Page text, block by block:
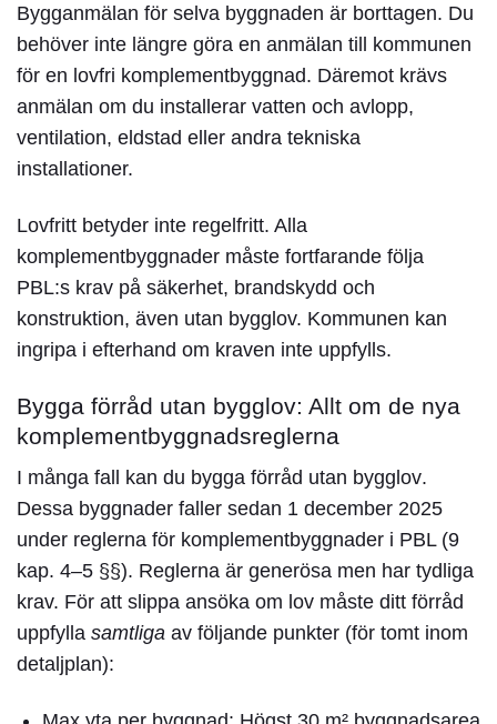
Bygganmälan för selva byggnaden är borttagen. Du
behöver inte längre göra en anmälan till kommunen
för en lovfri komplementbyggnad. Däremot krävs
anmälan om du installerar vatten och avlopp,
ventilation, eldstad eller andra tekniska
installationer.
Lovfritt betyder inte regelfritt. Alla
komplementbyggnader måste fortfarande följa
PBL:s krav på säkerhet, brandskydd och
konstruktion, även utan bygglov. Kommunen kan
ingripa i efterhand om kraven inte uppfylls.
Bygga förråd utan bygglov: Allt om de nya
komplementbyggnadsreglerna
I många fall kan du bygga förråd utan bygglov.
Dessa byggnader faller sedan 1 december 2025
under reglerna för komplementbyggnader i PBL (9
kap. 4–5 §§). Reglerna är generösa men har tydliga
krav. För att slippa ansöka om lov måste ditt förråd
uppfylla samtliga av följande punkter (för tomt inom
detaljplan):